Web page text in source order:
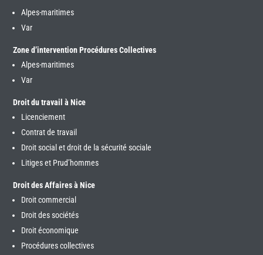
Alpes-maritimes
Var
Zone d’intervention Procédures Collectives
Alpes-maritimes
Var
Droit du travail à Nice
Licenciement
Contrat de travail
Droit social et droit de la sécurité sociale
Litiges et Prud’hommes
Droit des Affaires à Nice
Droit commercial
Droit des sociétés
Droit économique
Procédures collectives